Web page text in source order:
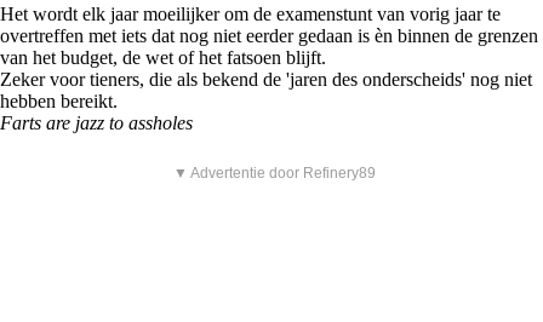
Het wordt elk jaar moeilijker om de examenstunt van vorig jaar te
overtreffen met iets dat nog niet eerder gedaan is èn binnen de grenzen
van het budget, de wet of het fatsoen blijft.
Zeker voor tieners, die als bekend de 'jaren des onderscheids' nog niet
hebben bereikt.
Farts are jazz to assholes
▼ Advertentie door Refinery89